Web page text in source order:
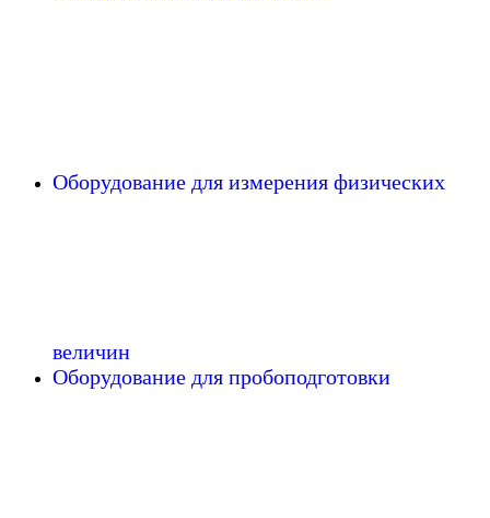
Оборудование для измерения физических
величин
Оборудование для пробоподготовки